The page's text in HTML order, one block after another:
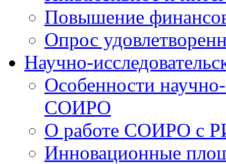
Повышение
Опрос
Научно-
Особенности
СОИРО
О работе СОИРО с
Инновационные